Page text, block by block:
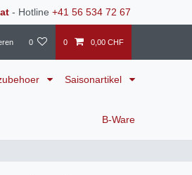
- Hotline +41 56 534 72 67
0 0 0,00 CHF
Saisonartikel
B-Ware